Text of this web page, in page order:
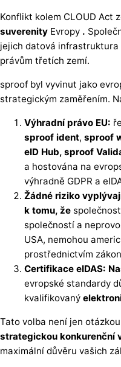
Konflikt kolem CLOUD Act
suverenity Evropy .
jejich datová
právům třetích zemí.
sproof byl vyvinut jako
strategickým zaměřením.
Výhradní právo EU:
sproof ident, sproof
eID Hub, sproof
a hostována na
výhradně GDPR a
Žádné riziko
k tomu, že
společností a
USA, nemohou
prostřednictvím
Certifikace eIDAS:
evropské standardy
kvalifikovaný
Tato volba není jen
strategickou konkurenční
maximální důvěru vašich